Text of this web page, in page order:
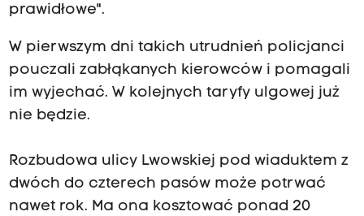
prawidłowe".
W pierwszym dni takich utrudnień policjanci
pouczali zabłąkanych kierowców i pomagali
im wyjechać. W kolejnych taryfy ulgowej już
nie będzie.
Rozbudowa ulicy Lwowskiej pod wiaduktem z
dwóch do czterech pasów może potrwać
nawet rok. Ma ona kosztować ponad 20